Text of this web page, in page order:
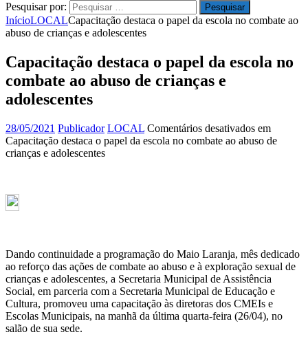
Pesquisar por:
InícioLOCALCapacitação destaca o papel da escola no combate ao
abuso de crianças e adolescentes
Capacitação destaca o papel da escola no
combate ao abuso de crianças e
adolescentes
28/05/2021 Publicador LOCAL Comentários desativados em
Capacitação destaca o papel da escola no combate ao abuso de
crianças e adolescentes
Dando continuidade a programação do Maio Laranja, mês dedicado
ao reforço das ações de combate ao abuso e à exploração sexual de
crianças e adolescentes, a Secretaria Municipal de Assistência
Social, em parceria com a Secretaria Municipal de Educação e
Cultura, promoveu uma capacitação às diretoras dos CMEIs e
Escolas Municipais, na manhã da última quarta-feira (26/04), no
salão de sua sede.